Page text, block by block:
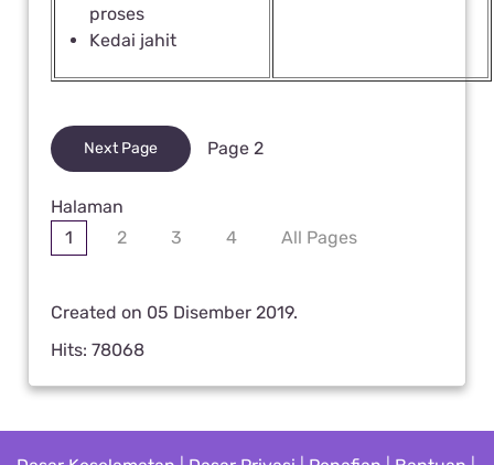
proses
Kedai jahit
Next Page Page 2
Halaman
1
2 3 4 All Pages
Created on 05 Disember 2019.
Hits: 78068